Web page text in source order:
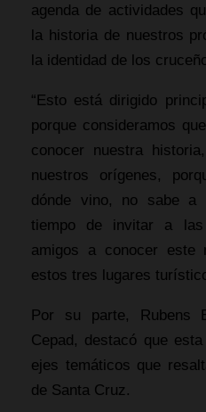
agenda de actividades
la historia de nuestros
la identidad de los
“Esto está dirigido
porque consideramos
conocer nuestra
nuestros orígenes,
dónde vino, no sabe a
tiempo de invitar a
amigos a conocer este
estos tres lugares
Por su parte, Rubens
Cepad, destacó que
ejes temáticos que
de Santa Cruz.